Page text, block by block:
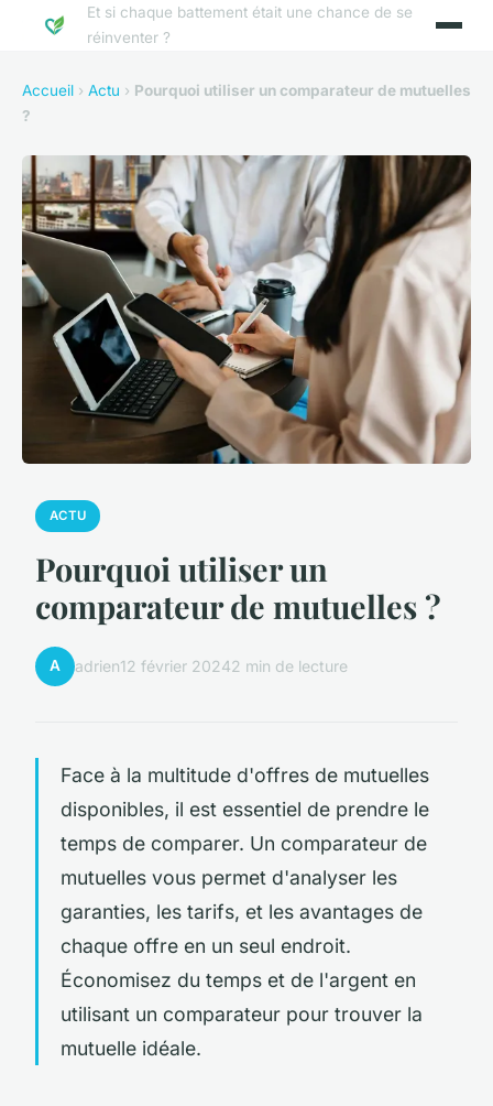
Et si chaque battement était une chance de se
réinventer ?
Accueil › Actu › Pourquoi utiliser un comparateur de mutuelles
?
ACTU
Pourquoi utiliser un
comparateur de mutuelles ?
A adrien12 février 20242 min de lecture
Face à la multitude d'offres de mutuelles
disponibles, il est essentiel de prendre le
temps de comparer. Un comparateur de
mutuelles vous permet d'analyser les
garanties, les tarifs, et les avantages de
chaque offre en un seul endroit.
Économisez du temps et de l'argent en
utilisant un comparateur pour trouver la
mutuelle idéale.